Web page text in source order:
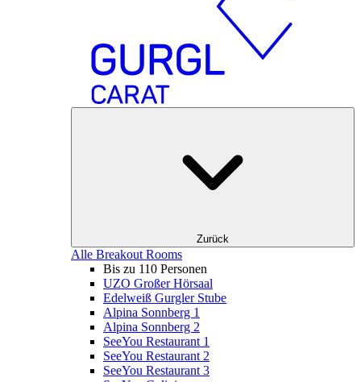
Zurück
Alle Breakout Rooms
Bis zu 110 Personen
UZO Großer Hörsaal
Edelweiß Gurgler Stube
Alpina Sonnberg 1
Alpina Sonnberg 2
SeeYou Restaurant 1
SeeYou Restaurant 2
SeeYou Restaurant 3